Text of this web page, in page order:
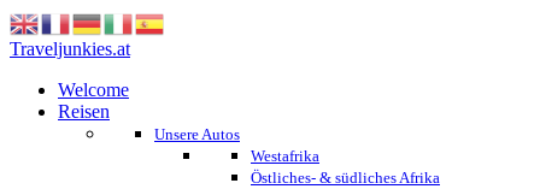
Traveljunkies.at
Welcome
Reisen
Unsere Autos
Westafrika
Östliches- & südliches Afrika